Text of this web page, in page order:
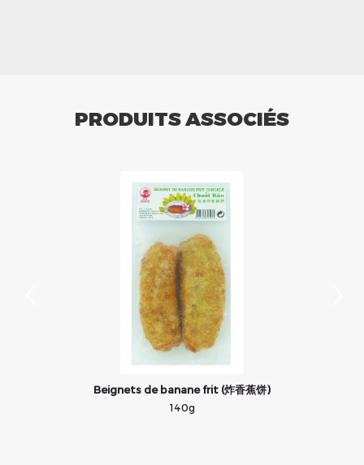
PRODUITS ASSOCIÉS
Beignets de banane frit (炸香蕉饼)
140g